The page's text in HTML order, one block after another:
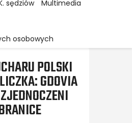
sędziów
Multimedia
osobowych
POLSKI
GDOVIA